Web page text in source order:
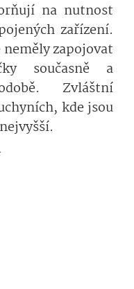
na nutnost
zařízení.
zapojovat
současně a
Zvláštní
kde jsou